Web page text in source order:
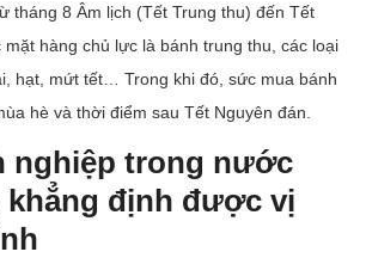
tháng 8 Âm lịch (Tết Trung thu) đến Tết
hàng chủ lực là bánh trung thu, các loại
hạt, mứt tết… Trong khi đó, sức mua bánh
hè và thời điểm sau Tết Nguyên đán.
nghiệp trong nước
khẳng định được vị